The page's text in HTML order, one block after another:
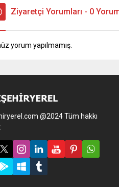
Ziyaretçi Yorumları - 0
yorum yapılmamış.
@2024 Tüm hakkı